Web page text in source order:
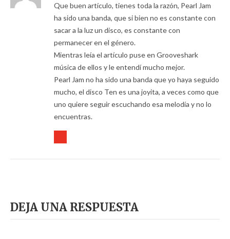
Que buen artículo, tienes toda la razón, Pearl Jam
ha sido una banda, que si bien no es constante con
sacar a la luz un disco, es constante con
permanecer en el género.
Mientras leía el artículo puse en Grooveshark
música de ellos y le entendí mucho mejor.
Pearl Jam no ha sido una banda que yo haya seguido
mucho, el disco Ten es una joyita, a veces como que
uno quiere seguir escuchando esa melodía y no lo
encuentras.
DEJA UNA RESPUESTA